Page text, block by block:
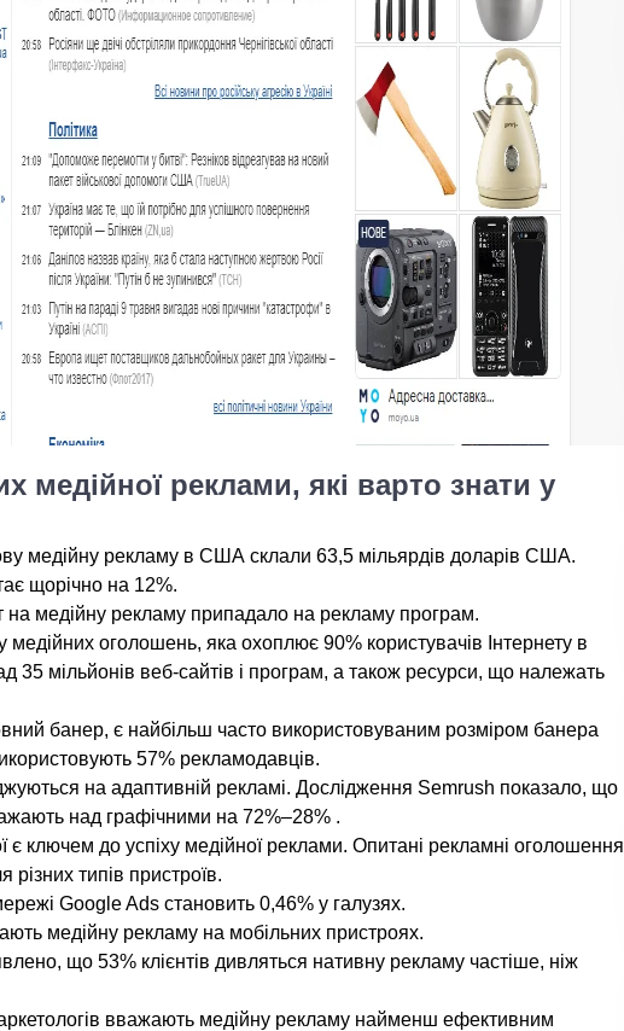
медійної реклами, які варто знати у
медійну рекламу в США склали 63,5 мільярдів доларів США.
щорічно на 12%.
на медійну рекламу припадало на рекламу програм.
оголошень, яка охоплює 90% користувачів Інтернету в
35 мільйонів веб-сайтів і програм, а також ресурси, що належать
банер, є найбільш часто використовуваним розміром банера
57% рекламодавців.
на адаптивній рекламі. Дослідження Semrush показало, що
над графічними на 72%–28% .
є ключем до успіху медійної реклами. Опитані рекламні оголошення
різних типів пристроїв.
Google Ads становить 0,46% у галузях.
медійну рекламу на мобільних пристроях.
що 53% клієнтів дивляться нативну рекламу частіше, ніж
вважають медійну рекламу найменш ефективним